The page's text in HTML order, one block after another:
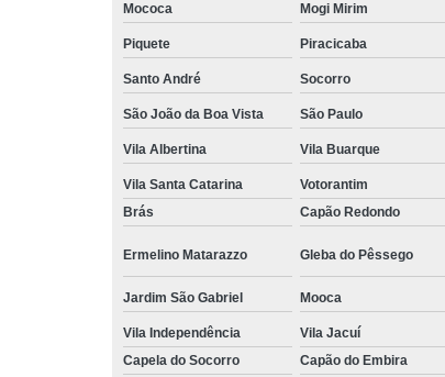
Mococa Mogi Mirim
Piquete Piracicaba
Santo André Socorro
São João da Boa Vista São Paulo
Vila Albertina Vila Buarque
Vila Santa Catarina Votorantim
Brás
Capão Redondo
Ermelino Matarazzo Gleba do Pêssego
Jardim São Gabriel Mooca
Vila Independência Vila Jacuí
Capela do Socorro
Capão do Embira